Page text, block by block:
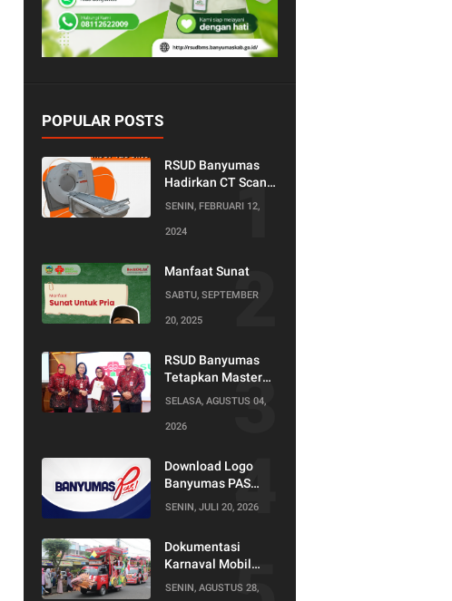
POPULAR POSTS
RSUD Banyumas
Hadirkan CT Scan
128 Slice!
untuk Pemeriksaan
Nyaman dan
SENIN, FEBRUARI 12,
2024
Manfaat Sunat
SABTU, SEPTEMBER
20, 2025
RSUD Banyumas
Tetapkan Master
Konselor dan
Perkuat Peran
Layanan
Kesehatan
SELASA, AGUSTUS 04,
2026
Download Logo
Banyumas PAS
(Produktif Adil dan
SENIN, JULI 20, 2026
Dokumentasi
Karnaval Mobil
Hias Tahun 2023
SENIN, AGUSTUS 28,